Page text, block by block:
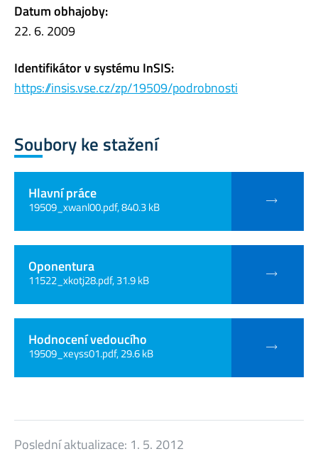
Datum obhajoby:
22. 6. 2009
Identifikátor v systému InSIS:
https://insis.vse.cz/zp/19509/podrobnosti
Soubory ke stažení
Hlavní práce
19509_xwanl00.pdf, 840.3 kB
Oponentura
11522_xkotj28.pdf, 31.9 kB
Hodnocení vedoucího
19509_xeyss01.pdf, 29.6 kB
Poslední aktualizace: 1. 5. 2012